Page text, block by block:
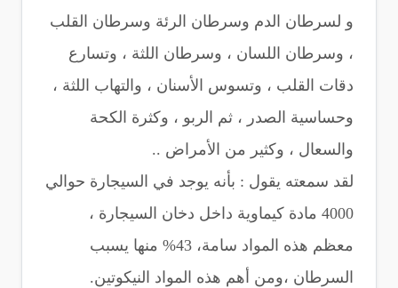
و لسرطان الدم وسرطان الرئة وسرطان القلب
، وسرطان اللسان ، وسرطان اللثة ، وتسارع
دقات القلب ، وتسوس الأسنان ، والتهاب اللثة ،
وحساسية الصدر ، ثم الربو ، وكثرة الكحة
والسعال ، وكثير من الأمراض ..
لقد سمعته يقول : بأنه يوجد في السيجارة حوالي
4000 مادة كيماوية داخل دخان السيجارة ،
معظم هذه المواد سامة، 43% منها يسبب
السرطان ،ومن أهم هذه المواد النيكوتين.